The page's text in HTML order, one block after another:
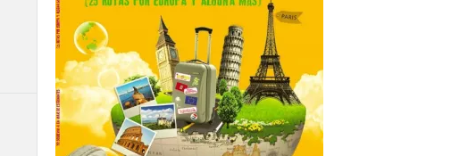
Un viaje a la Antigüedad:
el Museo del Prado
propone un recorrido por
obras de su Colección de
inspiración clásica
6 Ago 2026